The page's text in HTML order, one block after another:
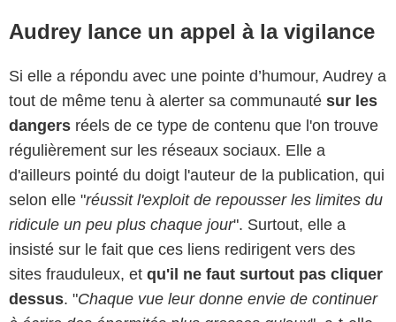
Audrey lance un appel à la vigilance
Si elle a répondu avec une pointe d’humour, Audrey a
tout de même tenu à alerter sa communauté sur les
dangers réels de ce type de contenu que l'on trouve
régulièrement sur les réseaux sociaux. Elle a
d'ailleurs pointé du doigt l'auteur de la publication, qui
selon elle "réussit l'exploit de repousser les limites du
ridicule un peu plus chaque jour". Surtout, elle a
insisté sur le fait que ces liens redirigent vers des
sites frauduleux, et qu'il ne faut surtout pas cliquer
dessus. "Chaque vue leur donne envie de continuer